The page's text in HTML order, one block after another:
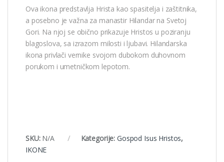
Ova ikona predstavlja Hrista kao spasitelja i zaštitnika,
a posebno je važna za manastir Hilandar na Svetoj
Gori. Na njoj se obično prikazuje Hristos u poziranju
blagoslova, sa izrazom milosti i ljubavi. Hilandarska
ikona privlači vernike svojom dubokom duhovnom
porukom i umetničkom lepotom.
SKU: N/A Kategorije: Gospod Isus Hristos,
IKONE